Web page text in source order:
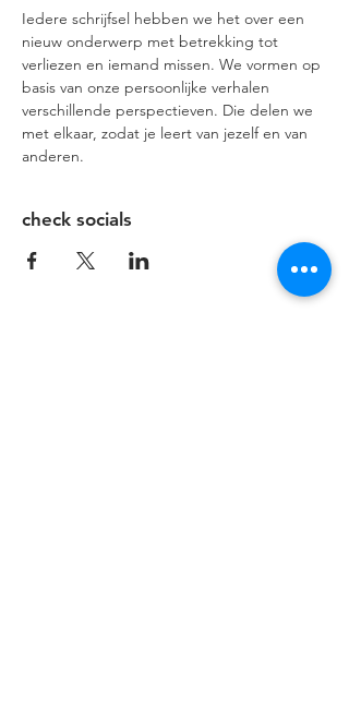
Iedere schrijfsel hebben we het over een
nieuw onderwerp met betrekking tot
verliezen en iemand missen. We vormen op
basis van onze persoonlijke verhalen
verschillende perspectieven. Die delen we
met elkaar, zodat je leert van jezelf en van
anderen.​
check socials